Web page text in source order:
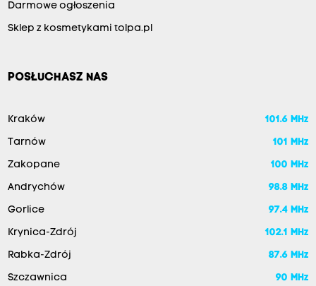
Darmowe ogłoszenia
Sklep z kosmetykami tolpa.pl
POSŁUCHASZ NAS
Kraków 101.6 MHz
Tarnów 101 MHz
Zakopane 100 MHz
Andrychów 98.8 MHz
Gorlice 97.4 MHz
Krynica-Zdrój 102.1 MHz
Rabka-Zdrój 87.6 MHz
Szczawnica 90 MHz